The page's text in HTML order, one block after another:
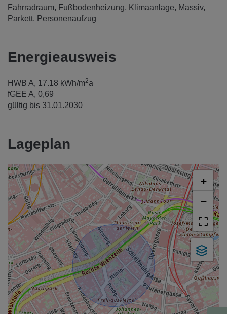
Fahrradraum Fußbodenheizung Klimaanlage
Massiv
Parkett
Personenaufzug
Energieausweis
HWB A, 17.18 kWh/m2a
fGEE A, 0,69
gültig bis 31.01.2030
Lageplan
+
−